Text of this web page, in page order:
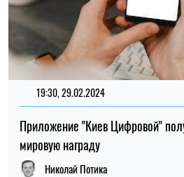
19:30, 29.02.2024
Приложение "Киев Цифровой"
мировую награду
Николай Потика